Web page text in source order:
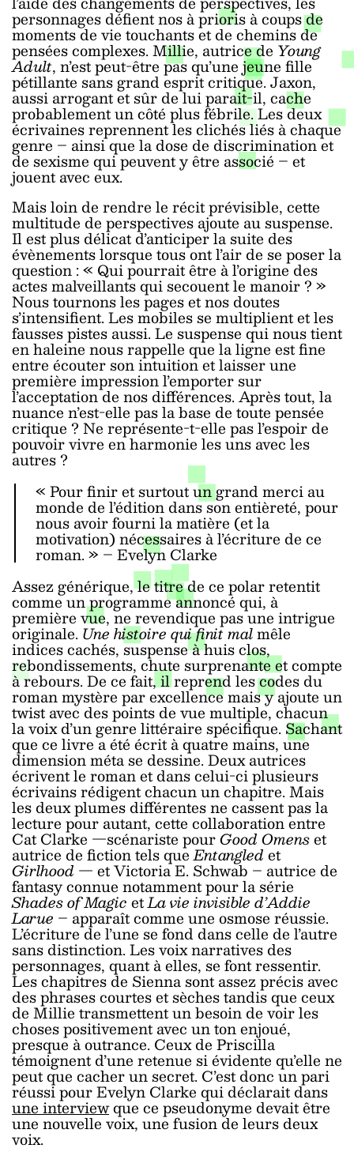
personnages défient nos à prioris à coups de
moments de vie touchants et de chemins de
pensées complexes. Millie, autrice de Young
Adult, n’est peut-être pas qu’une jeune fille
pétillante sans grand esprit critique. Jaxon,
aussi arrogant et sûr de lui parait-il, cache
probablement un côté plus fébrile. Les deux
écrivaines reprennent les clichés liés à chaque
genre – ainsi que la dose de discrimination et
de sexisme qui peuvent y être associé – et
jouent avec eux.
Mais loin de rendre le récit prévisible, cette
multitude de perspectives ajoute au suspense.
Il est plus délicat d’anticiper la suite des
évènements lorsque tous ont l’air de se poser la
question : « Qui pourrait être à l’origine des
actes malveillants qui secouent le manoir ? »
Nous tournons les pages et nos doutes
s’intensifient. Les mobiles se multiplient et les
fausses pistes aussi. Le suspense qui nous tient
en haleine nous rappelle que la ligne est fine
entre écouter son intuition et laisser une
première impression l’emporter sur
l’acceptation de nos différences. Après tout, la
nuance n’est-elle pas la base de toute pensée
critique ? Ne représente-t-elle pas l’espoir de
pouvoir vivre en harmonie les uns avec les
autres ?
« Pour finir et surtout un grand merci au
monde de l’édition dans son entièreté, pour
nous avoir fourni la matière (et la
motivation) nécessaires à l’écriture de ce
roman. » – Evelyn Clarke
Assez générique, le titre de ce polar retentit
comme un programme annoncé qui, à
première vue, ne revendique pas une intrigue
originale. Une histoire qui finit malmêle
indices cachés, suspense à huis clos,
rebondissements, chute surprenante et compte
à rebours. De ce fait, il reprend les codes du
roman mystère par excellence mais y ajoute un
twist avec des points de vue multiple, chacun
la voix d’un genre littéraire spécifique. Sachant
que ce livre a été écrit à quatre mains, une
dimension méta se dessine. Deux autrices
écrivent le roman et dans celui-ci plusieurs
écrivains rédigent chacun un chapitre. Mais
les deux plumes différentes ne cassent pas la
lecture pour autant, cette collaboration entre
Cat Clarke —scénariste pourGood Omenset
autrice de fiction tels queEntangledet
Girlhood — et Victoria E. Schwab – autrice de
fantasy connue notamment pour la série
Shades of MagicetLa vie invisible d’Addie
Larue – apparaît comme une osmose réussie.
L’écriture de l’une se fond dans celle de l’autre
sans distinction. Les voix narratives des
personnages, quant à elles, se font ressentir.
Les chapitres de Sienna sont assez précis avec
des phrases courtes et sèches tandis que ceux
de Millie transmettent un besoin de voir les
choses positivement avec un ton enjoué,
presque à outrance. Ceux de Priscilla
témoignent d’une retenue si évidente qu’elle ne
peut que cacher un secret. C’est donc un pari
réussi pour Evelyn Clarke qui déclarait dans
une interviewque ce pseudonyme devait être
une nouvelle voix, une fusion de leurs deux
voix.